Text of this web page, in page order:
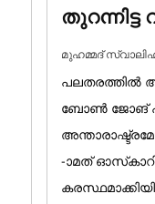
മുഹമ്മദ്
പലതരത്തില്‍
ബോണ്‍ ജോങ്
-ാമത്